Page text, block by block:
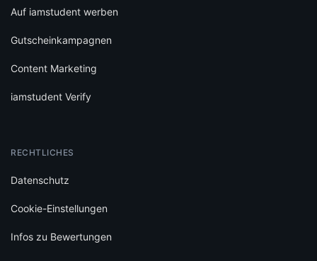
Auf iamstudent werben
Gutscheinkampagnen
Content Marketing
iamstudent Verify
RECHTLICHES
Datenschutz
Cookie-Einstellungen
Infos zu Bewertungen